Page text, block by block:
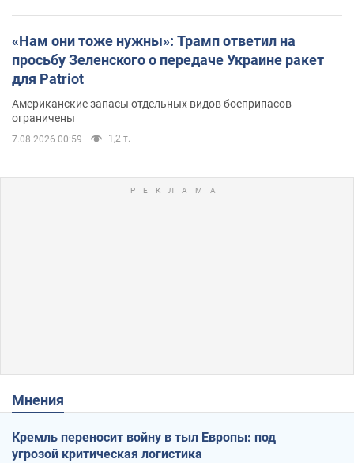
«Нам они тоже нужны»: Трамп ответил на
просьбу Зеленского о передаче Украине ракет
для Patriot
Американские запасы отдельных видов боеприпасов
ограничены
7.08.2026 00:59 1,2 т.
Мнения
Кремль переносит войну в тыл Европы: под
угрозой критическая логистика